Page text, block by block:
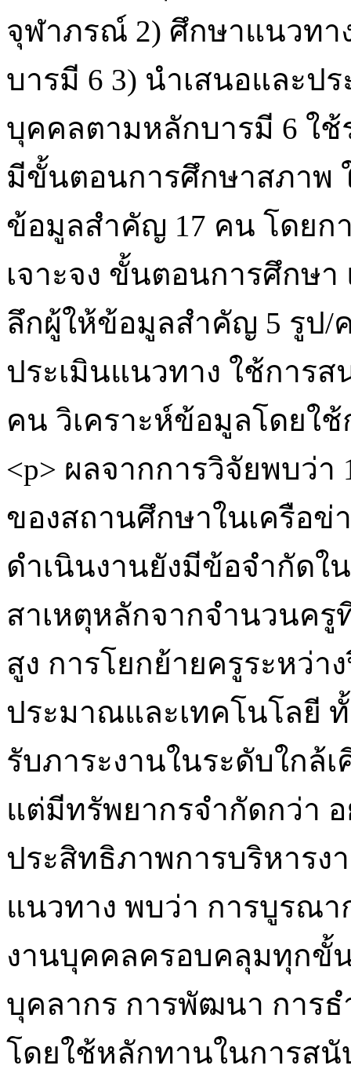
จุฬาภรณ์ 2) ศึกษาแนวทา
บารมี 6 3) นำเสนอและป
บุคคลตามหลักบารมี 6 ใช้
มีขั้นตอนการศึกษาสภาพ
ข้อมูลสำคัญ 17 คน โดยก
เจาะจง ขั้นตอนการศึกษ
ลึกผู้ให้ข้อมูลสำคัญ 5 รูป/
ประเมินแนวทาง ใช้การ
คน วิเคราะห์ข้อมูลโดยใ
<p> ผลจากการวิจัยพบว่
ของสถานศึกษาในเครือ
ดำเนินงานยังมีข้อจำกัดใ
สาเหตุหลักจากจำนวนครู
สูง การโยกย้ายครูระหว่
ประมาณและเทคโนโลยี
รับภาระงานในระดับใก
แต่มีทรัพยากรจำกัดกว่า
ประสิทธิภาพการบริหารง
แนวทาง พบว่า การบูรณา
งานบุคคลครอบคลุมทุกขั้
บุคลากร การพัฒนา การธ
โดยใช้หลักทานในการส